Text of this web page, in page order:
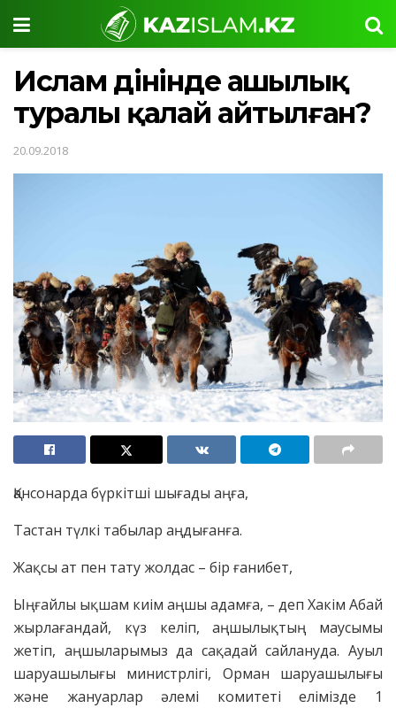
Ислам дінінде аңшылық
туралы қалай айтылған?
20.09.2018
Қансонарда бүркітші шығады аңға,
Тастан түлкі табылар аңдығанға.
Жақсы ат пен тату жолдас­ – бір ғанибет,
Ыңғайлы ықшам киім аңшы адамға, ­– деп Хакім Абай
жырлағандай, күз келіп, аңшылықтың маусымы
жетіп, аңшыларымыз да сақадай сайлануда. Ауыл
шаруашылығы министрлігі, Орман шаруашылығы
және жануарлар әлемі комитеті елімізде 1